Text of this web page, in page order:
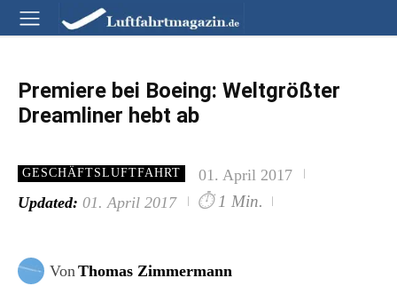
Premiere bei Boeing: Weltgrößter
Dreamliner hebt ab
GESCHÄFTSLUFTFAHRT
01. April 2017
Updated: 01. April 2017 ⏱ 1 Min.
VonThomas Zimmermann